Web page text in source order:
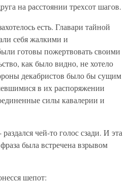
на расстоянии трехсот шагов.
есть. Главари тайной
себя жалкими и
готовы пожертвовать своими
как было видно, не хотело
декабристов было бы сущим
в их распоряжении
силы кавалерии и
чей-то голос сзади. И эта
была встречена взрывом
шепот: